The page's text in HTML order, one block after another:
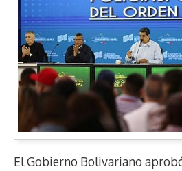
El Gobierno Bolivariano